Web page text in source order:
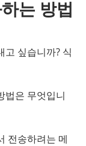
는 방법
싶습니까? 식
법은 무엇입니
전송하려는 메